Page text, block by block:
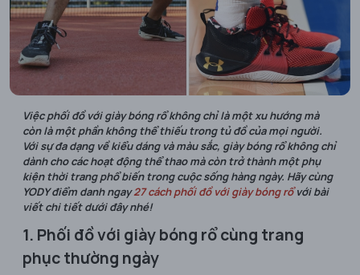
Việc phối đồ với giày bóng rổ không chỉ là một xu hướng mà
còn là một phần không thể thiếu trong tủ đồ của mọi người.
Với sự đa dạng về kiểu dáng và màu sắc, giày bóng rổ không chỉ
dành cho các hoạt động thể thao mà còn trở thành một phụ
kiện thời trang phổ biến trong cuộc sống hàng ngày. Hãy cùng
YODY điểm danh ngay27 cách phối đồ với giày bóng rổvới bài
viết chi tiết dưới đây nhé!
1. Phối đồ với giày bóng rổ cùng trang
phục thường ngày